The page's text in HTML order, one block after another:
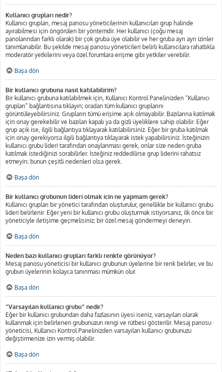
Kullanıcı grupları nedir?
Kullanıcı grupları, mesaj panosu yöneticilerinin kullanıcıları grup halinde
ayırabilmesi için öngörülen bir yöntemdir. Her kullanıcı (çoğu mesaj
panolarından farklı olarak) bir çok gruba üye olabilir ve her gruba ayrı ayrı izinler
tanımlanabilir. Bu şekilde mesaj panosu yöneticileri belirli kullanıcılara rahatlıkla
moderatör yetkilerini veya özel forumlara erişme gibi yetkiler verebilir.
Başa dön
Bir kullanıcı grubuna nasıl katılabilirim?
Bir kullanıcı grubuna katılabilmek için, Kullanıcı Kontrol Panelinizden “Kullanıcı
grupları” bağlantısına tıklayın; oradan tüm kullanıcı gruplarını
görüntüleyebilirsiniz. Grupların tümü erişime açık olmayabilir. Bazılarına katılmak
için onay gerekebilir ve bazıları kapalı ya da gizli üyeliklere sahip olabilir. Eğer
grup açık ise, ilgili bağlantıya tıklayarak katılabilirsiniz. Eğer bir gruba katılmak
için onay gerekiyorsa ilgili bağlantıya tıklayarak istek yapabilirsiniz. İsteğinizin
kullanıcı grubu lideri tarafından onaylanması gerek, onlar size neden gruba
katılmak istediğinizi sorabilirler. İsteğiniz reddedilirse grup liderini rahatsız
etmeyin; bunun çeşitli nedenleri olsa gerek.
Başa dön
Bir kullanıcı grubunun lideri olmak için ne yapmam gerek?
Kullanıcı grupları bir yönetici tarafından oluşturulur, genellikle bir kullanıcı grubu
lideri belirlenir. Eğer yeni bir kullanıcı grubu oluşturmak istiyorsanız, ilk önce bir
yöneticiyle iletişime geçmelisiniz; bir özel mesaj göndermeyi deneyin.
Başa dön
Neden bazı kullanıcı grupları farklı renkte görünüyor?
Mesaj panosu yöneticisi bir kullanıcı grubunun üyelerine bir renk belirler, ve bu
grubun üyelerinin kolayca tanınması mümkün olur.
Başa dön
“Varsayılan kullanıcı grubu” nedir?
Eğer bir kullanıcı grubundan daha fazlasının üyesi iseniz, varsayılan olarak
kullanmak için belirlenen grubunuzun rengi ve rütbesi gösterilir. Mesaj panosu
yöneticisi, Kullanıcı Kontrol Panelinizden varsayılan kullanıcı grubunuzu
değiştirmenize izin vermiş olabilir.
Başa dön